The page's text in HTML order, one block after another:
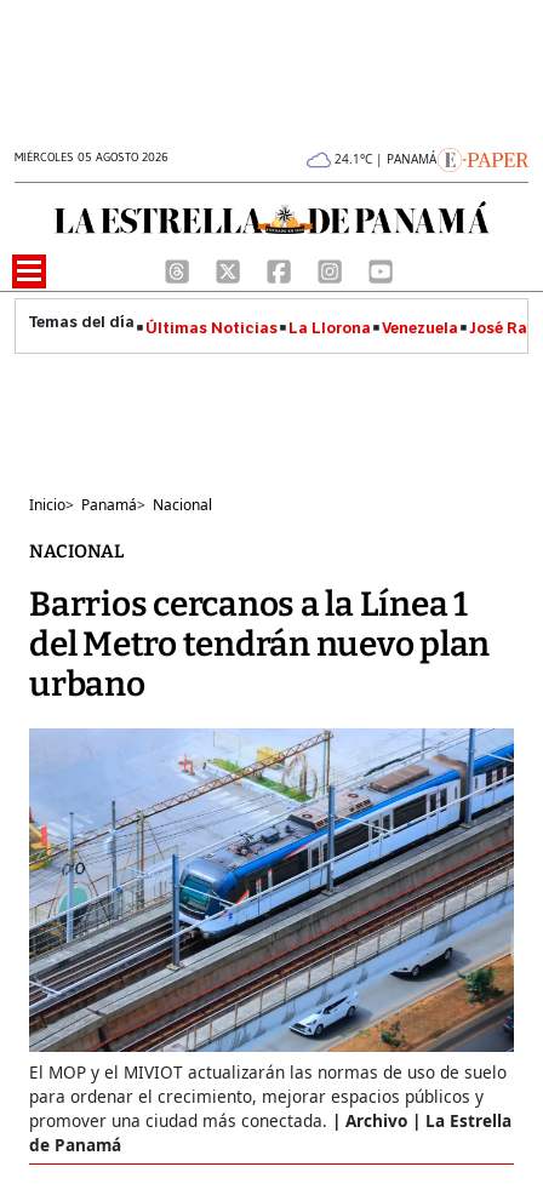
MIÉRCOLES 05 AGOSTO 2026 24.1°C | PANAMÁ
Últimas Noticias La Llorona Venezuela José
Inicio> Panamá> Nacional
NACIONAL
Barrios cercanos a la Línea 1
del Metro tendrán nuevo plan
urbano
El MOP y el MIVIOT actualizarán las normas de uso de suelo
para ordenar el crecimiento, mejorar espacios públicos y
promover una ciudad más conectada.
Archivo | La Estrella
de Panamá